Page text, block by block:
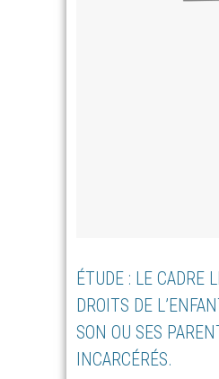
ÉTUDE : LE CADRE
DROITS DE
SON OU SES
INCARCÉRÉS.